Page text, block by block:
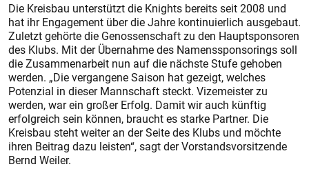
Die Kreisbau unterstützt die Knights bereits seit 2008 und
hat ihr Engagement über die Jahre kontinuierlich ausgebaut.
Zuletzt gehörte die Genossenschaft zu den Hauptsponsoren
des Klubs. Mit der Übernahme des Namenssponsorings soll
die Zusammenarbeit nun auf die nächste Stufe gehoben
werden. „Die vergangene Saison hat gezeigt, welches
Potenzial in dieser Mannschaft steckt. Vizemeister zu
werden, war ein großer Erfolg. Damit wir auch künftig
erfolgreich sein können, braucht es starke Partner. Die
Kreisbau steht weiter an der Seite des Klubs und möchte
ihren Beitrag dazu leisten“, sagt der Vorstandsvorsitzende
Bernd Weiler.